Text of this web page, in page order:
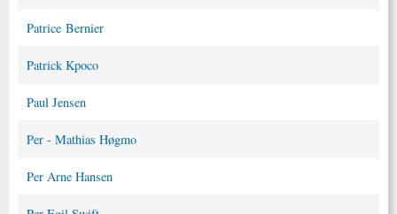
Patrice Bernier
Patrick Kpoco
Paul Jensen
Per - Mathias Høgmo
Per Arne Hansen